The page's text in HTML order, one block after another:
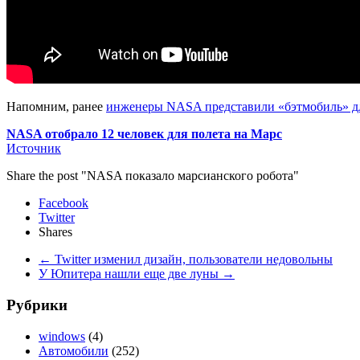
Напомним, ранее инженеры NASA представили «бэтмобиль»
NASA отобрало 12 человек для полета на Марс
Источник
Share the post "NASA показало марсианского робота"
Facebook
Twitter
Shares
← Twitter изменил дизайн, пользователи недовольны
У Юпитера нашли еще две луны →
Рубрики
windows (4)
Автомобили (252)